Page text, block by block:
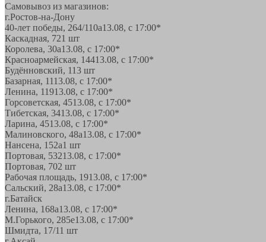
Самовывоз из магазинов:
г.Ростов-на-Дону
40-лет победы, 264/110а13.08, с 17:00*
Каскадная, 721 шт
Королева, 30а13.08, с 17:00*
Красноармейская, 14413.08, с 17:00*
Будённовский, 113 шт
Базарная, 1113.08, с 17:00*
Ленина, 11913.08, с 17:00*
Горсоветская, 4513.08, с 17:00*
Тибетская, 3413.08, с 17:00*
Ларина, 4513.08, с 17:00*
Малиновского, 48а13.08, с 17:00*
Нансена, 152а1 шт
Портовая, 53213.08, с 17:00*
Портовая, 702 шт
Рабочая площадь, 1913.08, с 17:00*
Сальский, 28a13.08, с 17:00*
г.Батайск
Ленина, 168а13.08, с 17:00*
М.Горького, 285е13.08, с 17:00*
Шмидта, 17/11 шт